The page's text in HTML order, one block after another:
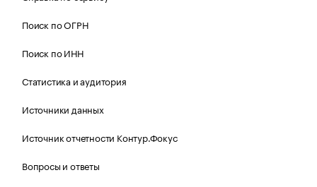
Поиск по ОГРН
Поиск по ИНН
Статистика и аудитория
Источники данных
Источник отчетности Контур.Фокус
Вопросы и ответы